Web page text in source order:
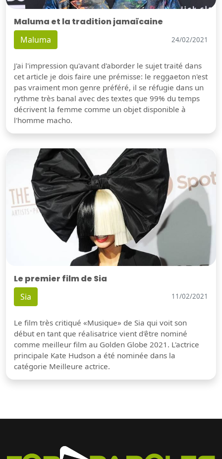
Maluma et la tradition jamaïcaine
Maluma 24/02/2021
J'ai l'impression qu'avant d'aborder le sujet traité dans
cet article je dois faire une prémisse: le reggaeton n'est
pas vraiment mon genre préféré, il se réfugie dans un
rythme très banal avec des textes que 99% du temps
décrivent la femme comme un objet disponible à
l'homme macho.
Le premier film de Sia
Sia 11/02/2021
Le film très critiqué «Musique» de Sia qui voit son
début en tant que réalisatrice vient d'être nominé
comme meilleur film au Golden Globe 2021. L'actrice
principale Kate Hudson a été nominée dans la
catégorie Meilleure actrice.